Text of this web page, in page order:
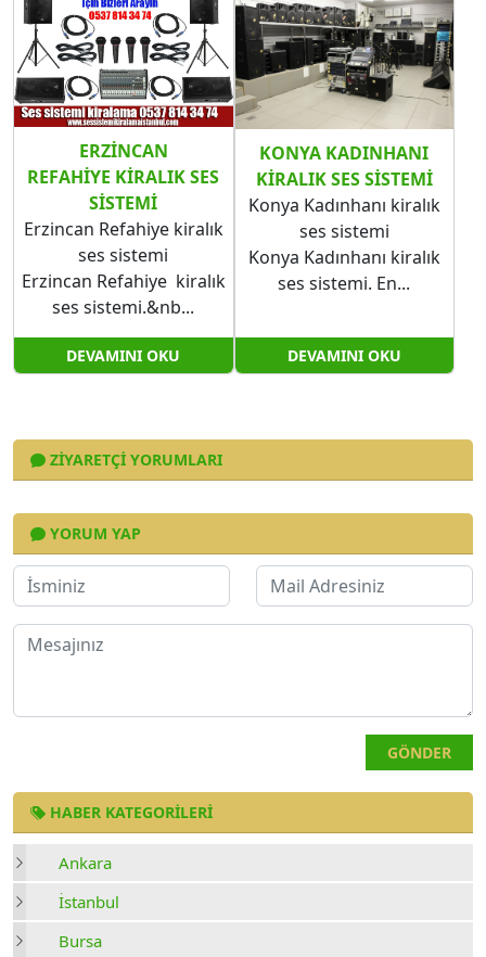
HABER KATEGORILERI
Ankara
İstanbul
Bursa
ERZINCAN
REFAHIYE KIRALIK SES
SISTEMI
Erzincan Refahiye kiralık
ses sistemi
Erzincan Refahiye kiralık
ses sistemi.&nb...
DEVAMINI OKU
KONYA KADINHANI
KIRALIK SES SISTEMI
Konya Kadınhanı kiralık
ses sistemi
Konya Kadınhanı kiralık
ses sistemi. En...
DEVAMINI OKU
ZIYARETÇI YORUMLARI
YORUM YAP
GÖNDER